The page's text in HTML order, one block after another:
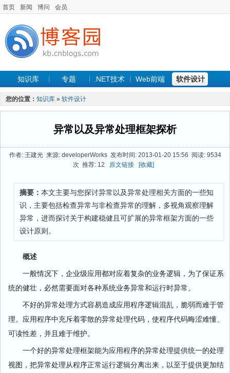
首页 新闻 博问 会员
知识库 专题 .NET技术 Web前端 软件设计
手机开发 软件工程
最新文章
您的位置： 知识库 » 软件设计
异常以及异常处理框架探析
作者: 王建光 来源: developerWorks 发布时间: 2013-01-20 15:56 阅读: 9534
次 推荐: 12 原文链接 [收藏]
摘要： 本文主要与您探讨异常以及异常处理相关方面的一些知
识，主要包括检查异常与非检查异常的理解，多视角观察理解
异常，进而探讨关于构建稳健且可扩展的异常框架方面的一些
设计原则。
概述
一般情况下，企业级应用都对应着复杂的业务逻辑，为了保证系
统的健壮，必然需要面对各种系统业务异常和运行时异常。
不好的异常处理方式容易造成应用程序逻辑混乱，脆弱而难于管
理。应用程序中充斥着零散的异常处理代码，使程序代码晦涩难懂、
可读性差，并且难于维护。
一个好的异常处理框架能为应用程序的异常处理提供统一的处理
视图，把异常处理从程序正常运行逻辑分离出来，以至于提供更加结